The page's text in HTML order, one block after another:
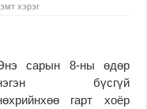
хэрэг
сарын 8-ны өдөр
бүсгүй
гарт хоёр